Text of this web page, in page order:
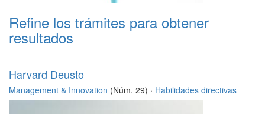
Refine los trámites para obtener
resultados
Harvard Deusto
Management & Innovation (Núm. 29) · Habilidades directivas